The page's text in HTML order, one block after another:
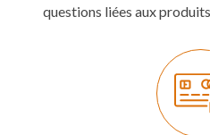
questions liées aux